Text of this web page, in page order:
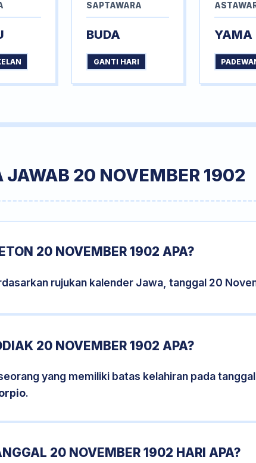
SAPTAWARA
BUDA
GANTI HARI
YAMA
JAWAB 20 NOVEMBER 1902
20 NOVEMBER 1902 APA?
rujukan kalender Jawa, tanggal 20
20 NOVEMBER 1902 APA?
yang memiliki batas kelahiran pada
.
20 NOVEMBER 1902 HARI APA?